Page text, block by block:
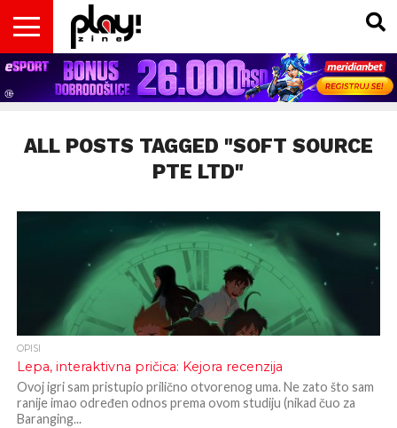
VESTI
MAGAZIN
PLAY!RETRO
PLAY!CAST
PLAY!CON
PLAY!BIZ
INSIDER
OPISI
IGARA
DOMAĆA
SCENA
INTERVJUI
GADGETS
FILM
& TV
KOLUMNE
ALL POSTS TAGGED "SOFT SOURCE
PTE LTD"
OPISI
Lepa, interaktivna pričica: Kejora recenzija
Ovoj igri sam pristupio prilično otvorenog uma. Ne zato što sam
ranije imao određen odnos prema ovom studiju (nikad čuo za
Baranging...